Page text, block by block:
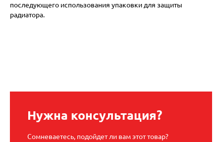
последующего использования упаковки для защиты
радиатора.
Нужна консультация?
Сомневаетесь, подойдет ли вам этот товар?